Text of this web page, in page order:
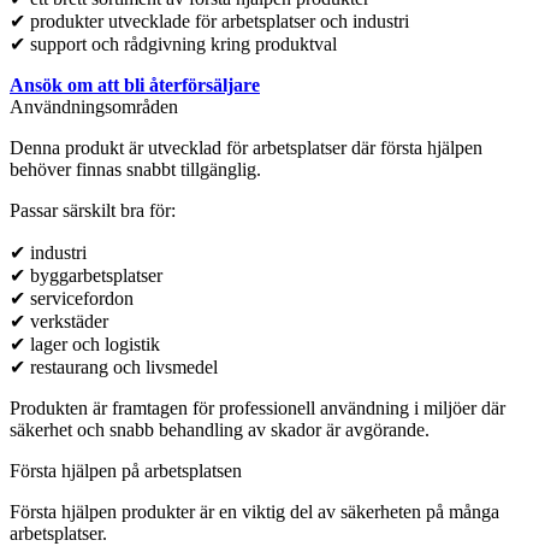
✔ produkter utvecklade för arbetsplatser och industri
✔ support och rådgivning kring produktval
Ansök om att bli återförsäljare
Användningsområden
Denna produkt är utvecklad för arbetsplatser där första hjälpen
behöver finnas snabbt tillgänglig.
Passar särskilt bra för:
✔ industri
✔ byggarbetsplatser
✔ servicefordon
✔ verkstäder
✔ lager och logistik
✔ restaurang och livsmedel
Produkten är framtagen för professionell användning i miljöer där
säkerhet och snabb behandling av skador är avgörande.
Första hjälpen på arbetsplatsen
Första hjälpen produkter är en viktig del av säkerheten på många
arbetsplatser.